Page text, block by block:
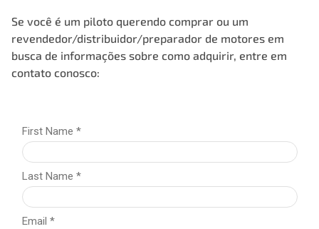
Se você é um piloto querendo comprar ou um
revendedor/distribuidor/preparador de motores em
busca de informações sobre como adquirir, entre em
contato conosco: